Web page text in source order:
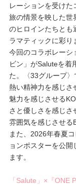
お問い合わせ
よくあるご質
レーションを受け
旅の情景を映した世
のヒロインたちとも
ラマティックに彩り
今回のコラボレーシ
ビン」がSaluteを着
た。〈33グループ
熱い精神力を感じさ
魅力を感じさせる
さと優しさを感じさ
雰囲気を感じさせる
また、2026年春夏
ョンポスターを公
ます。
「Salute」×『ONE